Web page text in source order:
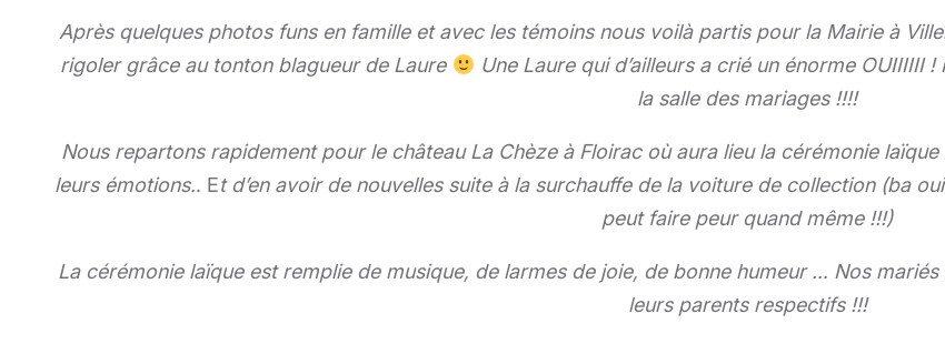
Après quelques photos funs en famille et avec les témoins nous voilà partis pour la Mairie à
rigoler grâce au tonton blagueur de Laure
Une Laure qui d’ailleurs a crié un énorme OUIIIIII !
la salle des mariages !!!!
Nous repartons rapidement pour le château La Chèze à Floirac où aura lieu la cérémonie
leurs émotions.. Et d’en avoir de nouvelles suite à la surchauffe de la voiture de collection (ba
peut faire peur quand même !!!)
La cérémonie laïque est remplie de musique, de larmes de joie, de bonne humeur … Nos
leurs parents respectifs !!!